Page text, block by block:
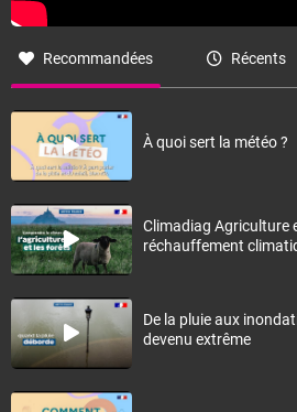
Recommandées Récents
À quoi sert la météo ?
Climadiag Agriculture
réchauffement
De la pluie aux
devenu extrême